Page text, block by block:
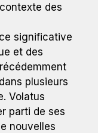
des
significative
et des
plusieurs
Volatus
parti de ses
nouvelles